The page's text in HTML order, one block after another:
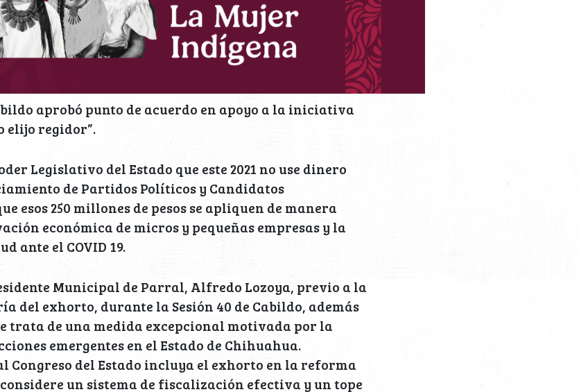
aprobó punto de acuerdo en apoyo a la iniciativa
elijo regidor”.
Legislativo del Estado que este 2021 no use dinero
de Partidos Políticos y Candidatos
esos 250 millones de pesos se apliquen de manera
económica de micros y pequeñas empresas y la
ante el COVID 19.
Municipal de Parral, Alfredo Lozoya, previo a la
del exhorto, durante la Sesión 40 de Cabildo, además
trata de una medida excepcional motivada por la
emergentes en el Estado de Chihuahua.
Congreso del Estado incluya el exhorto en la reforma
un sistema de fiscalización efectiva y un tope